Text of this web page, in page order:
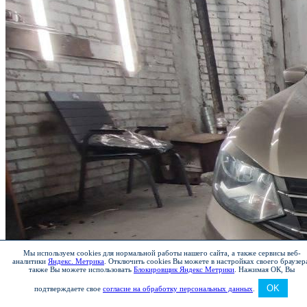
Мы используем cookies для нормальной работы нашего сайта, а также сервисы веб-
аналитики Яндекс. Метрика Отключить cookies Вы можете в настройках своего
также Вы можете использовать Блокировщик Яндекс Метрики Нажимая ОК, Вы
подтверждаете свое согласие на обработку персональных данных OK